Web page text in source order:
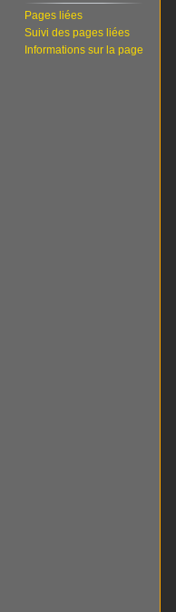
Pages liées
Suivi des pages liées
Informations sur la page